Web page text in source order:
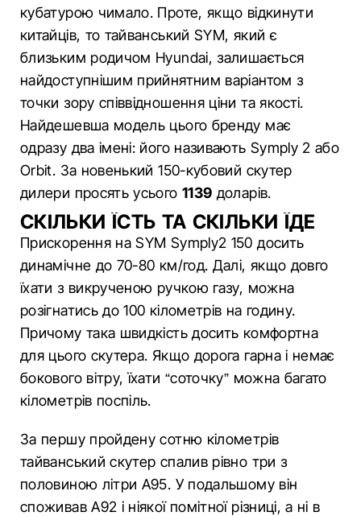
кубатурою чимало. Проте, якщо відкинути
китайців, то тайванський SYM, який є
близьким родичом Hyundai, залишається
найдоступнішим прийнятним варіантом з
точки зору співвідношення ціни та якості.
Найдешевша модель цього бренду має
одразу два імені: його називають Symply 2 або
Orbit. За новенький 150-кубовий скутер
дилери просять усього 1139 доларів.
СКІЛЬКИ ЇСТЬ ТА СКІЛЬКИ ЇДЕ
Прискорення на SYM Symply2 150 досить
динамічне до 70-80 км/год. Далі, якщо довго
їхати з викрученою ручкою газу, можна
розігнатись до 100 кілометрів на годину.
Причому така швидкість досить комфортна
для цього скутера. Якщо дорога гарна і немає
бокового вітру, їхати “соточку” можна багато
кілометрів поспіль.
За першу пройдену сотню кілометрів
тайванський скутер спалив рівно три з
половиною літри А95. У подальшому він
споживав А92 і ніякої помітної різниці, а ні в